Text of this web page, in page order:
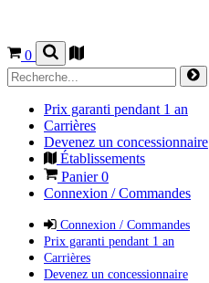
0
Prix garanti pendant 1 an
Carrières
Devenez un concessionnaire
Établissements
Panier0
Connexion / Commandes
Connexion / Commandes
Prix garanti pendant 1 an
Carrières
Devenez un concessionnaire